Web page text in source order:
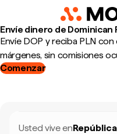
Envíe dinero de Dominican
Envíe DOP y reciba PLN
márgenes, sin comisiones
Comenzar
Usted vive en